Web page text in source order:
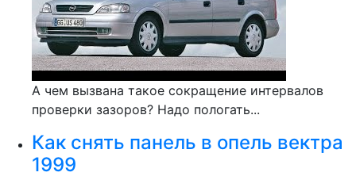
А чем вызвана такое сокращение интервалов
проверки зазоров? Надо пологать...
Как снять панель в опель вектра
1999